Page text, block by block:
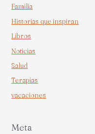
Familia
Historias que inspiran
Libros
Noticias
Salud
Terapias
vacaciones
Meta